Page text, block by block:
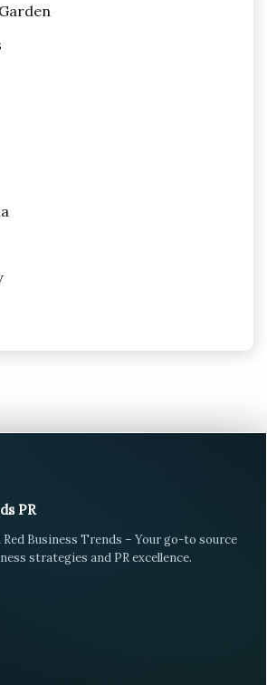
PR
Red Business Trends – Your go-to source
strategies and PR excellence.